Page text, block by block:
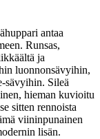
antaa
Runsas,
ja
luonnonsävyihin,
sävyihin. Sileä
hieman kuvioitu
sitten rennoista
viininpunainen
lisän.